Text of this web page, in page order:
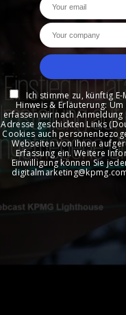
Ich stimme zu, künftig
Hinweis & Erläuterung:
erfassen wir nach
Adresse geschickten Links
Cookies auch
Webseiten von Ihnen
Erfassung ein. Weitere
Einwilligung können Sie